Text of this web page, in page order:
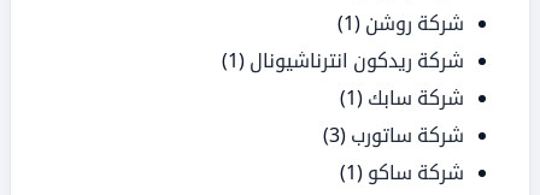
شركة روشن (1)
شركة ريدكون انترناشيونال (1)
شركة سابك (1)
شركة ساتورب (3)
شركة ساكو (1)